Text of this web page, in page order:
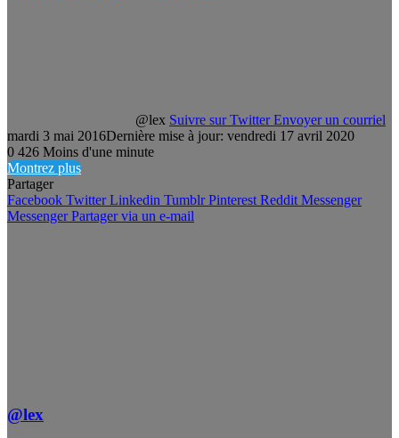
@lex Suivre sur Twitter Envoyer un courriel
mardi 3 mai 2016Dernière mise à jour: vendredi 17 avril 2020
0 426 Moins d'une minute
Montrez plus
Partager
Facebook Twitter Linkedin Tumblr Pinterest Reddit Messenger
Messenger Partager via un e-mail
@lex